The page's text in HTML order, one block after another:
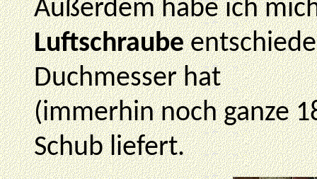
Außerdem habe ich
Luftschraube
Duchmesser hat
(immerhin noch ganze
Schub liefert.